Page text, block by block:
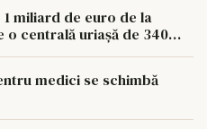
miliard de euro de la
o centrală uriașă de 340
medici se schimbă